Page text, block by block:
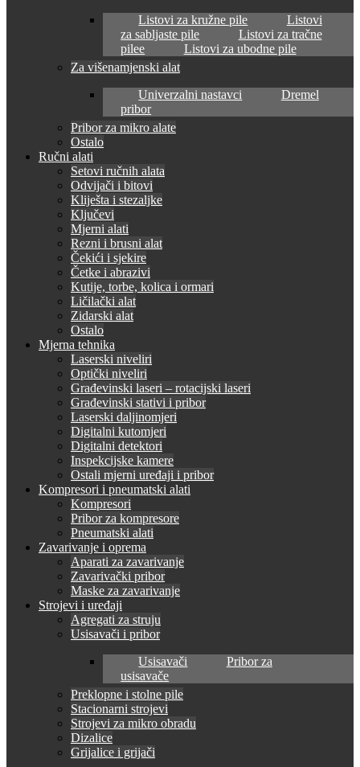
Listovi za kružne pile
Listovi
za sabljaste pile
Listovi za tračne
pilee
Listovi za ubodne pile
Za višenamjenski alat
Univerzalni nastavci
Dremel
pribor
Pribor za mikro alate
Ostalo
Ručni alati
Setovi ručnih alata
Odvijači i bitovi
Kliješta i stezaljke
Ključevi
Mjerni alati
Rezni i brusni alat
Čekići i sjekire
Četke i abrazivi
Kutije, torbe, kolica i ormari
Ličilački alat
Zidarski alat
Ostalo
Mjerna tehnika
Laserski niveliri
Optički niveliri
Građevinski laseri – rotacijski laseri
Građevinski stativi i pribor
Laserski daljinomjeri
Digitalni kutomjeri
Digitalni detektori
Inspekcijske kamere
Ostali mjerni uređaji i pribor
Kompresori i pneumatski alati
Kompresori
Pribor za kompresore
Pneumatski alati
Zavarivanje i oprema
Aparati za zavarivanje
Zavarivački pribor
Maske za zavarivanje
Strojevi i uređaji
Agregati za struju
Usisavači i pribor
Usisavači
Pribor za
usisavače
Preklopne i stolne pile
Stacionarni strojevi
Strojevi za mikro obradu
Dizalice
Grijalice i grijači